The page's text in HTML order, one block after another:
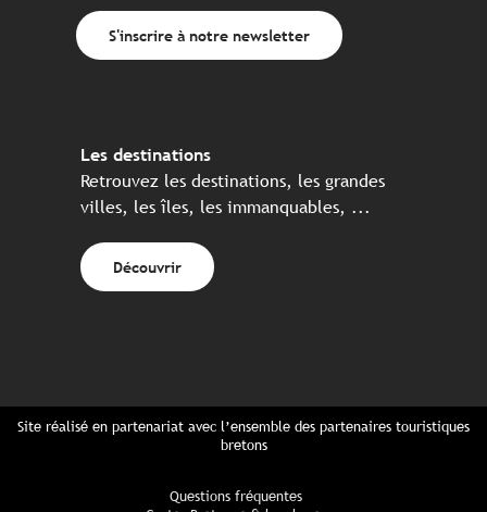
S'inscrire à notre newsletter
Les destinations
Retrouvez les destinations, les grandes
villes, les îles, les immanquables, ...
Découvrir
Site réalisé en partenariat avec l’ensemble des partenaires touristiques
bretons
Questions fréquentes